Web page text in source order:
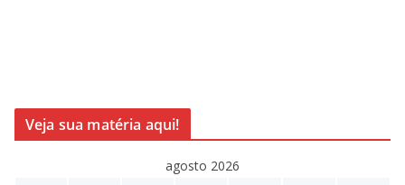
Veja sua matéria aqui!
agosto 2026